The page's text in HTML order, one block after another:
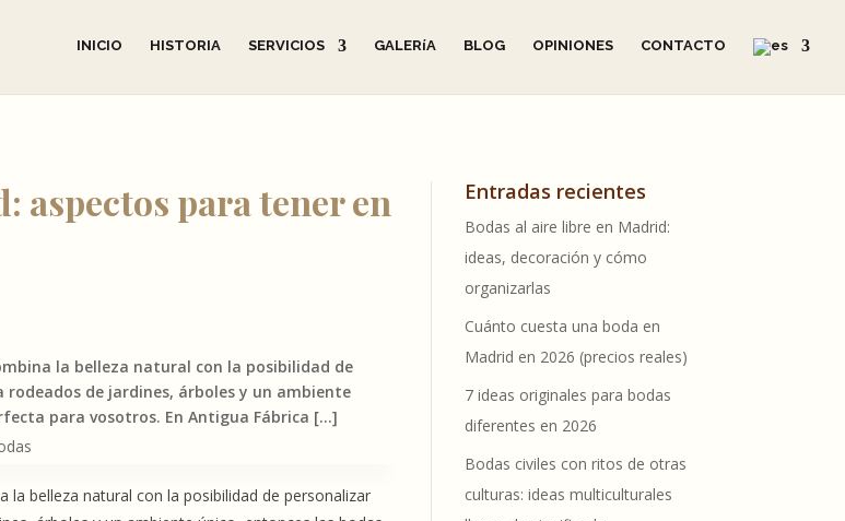
INICIO HISTORIA SERVICIOS GALERíA BLOG OPINIONES CONTACTO
aspectos para tener en
la belleza natural con la posibilidad de
de jardines, árboles y un ambiente
para vosotros. En Antigua Fábrica […]
la belleza natural con la posibilidad de personalizar
Entradas recientes
Bodas al aire libre en Madrid:
ideas, decoración y cómo
organizarlas
Cuánto cuesta una boda en
Madrid en 2026 (precios reales)
7 ideas originales para bodas
diferentes en 2026
Bodas civiles con ritos de otras
culturas: ideas multiculturales